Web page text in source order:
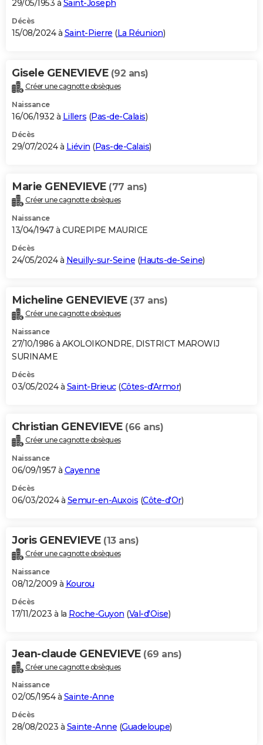
29/05/1953 à Saint-Joseph
Décès
15/08/2024 à Saint-Pierre (La Réunion)
Gisele GENEVIEVE (92 ans)
Créer une cagnotte obsèques
Naissance
16/06/1932 à Lillers (Pas-de-Calais)
Décès
29/07/2024 à Liévin (Pas-de-Calais)
Marie GENEVIEVE (77 ans)
Créer une cagnotte obsèques
Naissance
13/04/1947 à CUREPIPE MAURICE
Décès
24/05/2024 à Neuilly-sur-Seine (Hauts-de-Seine)
Micheline GENEVIEVE (37 ans)
Créer une cagnotte obsèques
Naissance
27/10/1986 à AKOLOIKONDRE, DISTRICT MAROWIJ
SURINAME
Décès
03/05/2024 à Saint-Brieuc(Côtes-d'Armor)
Christian GENEVIEVE (66 ans)
Créer une cagnotte obsèques
Naissance
06/09/1957 à Cayenne
Décès
06/03/2024 à Semur-en-Auxois (Côte-d'Or)
Joris GENEVIEVE (13 ans)
Créer une cagnotte obsèques
Naissance
08/12/2009 à Kourou
Décès
17/11/2023 à la Roche-Guyon (Val-d'Oise)
Jean-claude GENEVIEVE (69 ans)
Créer une cagnotte obsèques
Naissance
02/05/1954 à Sainte-Anne
Décès
28/08/2023 à Sainte-Anne (Guadeloupe)